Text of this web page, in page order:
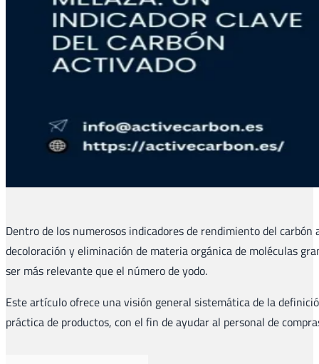
Dentro de los numerosos indicadores de rendimiento del
decoloración y eliminación de materia orgánica de moléculas
ser más relevante que el número de yodo.
Este artículo ofrece una visión general sistemática de la
práctica de productos, con el fin de ayudar al personal de